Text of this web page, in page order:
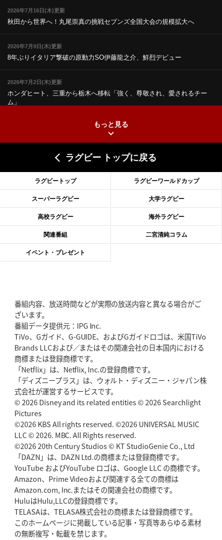
2026年7月16日(木)更新
秋田から世界へ！丸尾崇真の挑戦セブンズ全国大会の規模拡大へ
2026年7月9日(木)更新
8年ぶりイタリア撃破の原動力SO伊藤龍之介、鮮烈デビュー
2026年7月2日(木)更新
ホンダヒート、三重から栃木へ移転「強く、尊敬され、愛されるチー
ム」
2026年6月18日(木)更新
滑川剛人レフリー、早過ぎる引退「27年W杯の主審、遠のいた夢」
2026年6月11日(木)更新
神戸、リーグワン初優勝の道のりデイブ・レニーHCの功績と財産
2026年6月4日(木)更新
“泣き虫先生”こと山口良治氏死去「信は力なり」骨太の教育方針
2026年5月21日(木)更新
狭山RG、ライチェル海遥スタッフ入り
ッション
2026年5月14日(木)更新
神戸、1位通過の立役者レタリック
「悲運の闘将」宮地克実氏死去 熱血指導で埼玉WKの基礎築く
2026年4月30日(木)更新
BR東京、「ユニバーサルデー」の意義「特別からノーマルへ」が最終
ゴール
2026年4月23日(木)更新
元代表ラピース、今季限りで引退「クボタは10年いた自分のホーム」
2026年4月16日(木)更新
BL東京「強化拠点」を「共有財産」に新クラブハウスは「皆に開かれ
た空間」
もっと見る
ラグビー トップに戻る
ラグビートップ ラグビーワールドカップ
スーパーラグビー 大学ラグビー
高校ラグビー 海外ラグビー
関連番組 二宮清純コラム
イベント・プレゼント
番組内容、放送時間などが実際の放送内容と異なる場合がご
ざいます。
番組データ提供元：IPG Inc.
TiVo、Gガイド、G-GUIDE、およびGガイドロゴは、米国TiVo
Brands LLCおよび／またはその関連会社の日本国内における
商標または登録商標です。
「Netflix」は、Netflix, Inc.の登録商標です。
「ディズニープラス」は、ウォルト・ディズニー・ジャパン株
式会社が運営するサービスです。
© 2026 Disney and its related entities © 2026 Searchlight
Pictures
©2026 KBS All rights reserved. ©2026 UNIVERSAL MUSIC
LLC © 2026. MBC. All Rights reserved.
©2026 20th Century Studios © KT StudioGenie Co., Ltd
「DAZN」は、DAZN Ltd.の商標または登録商標です。
YouTube およびYouTube ロゴは、Google LLC の商標です。
Amazon、Prime Videoおよび関連する全ての商標は
Amazon.com, Inc.またはその関連会社の商標です。
HuluはHulu,LLCの登録商標です。
TELASAは、TELASA株式会社の商標または登録商標です。
このホームページに掲載している記事・写真等あらゆる素材
の無断複写・転載を禁じます。